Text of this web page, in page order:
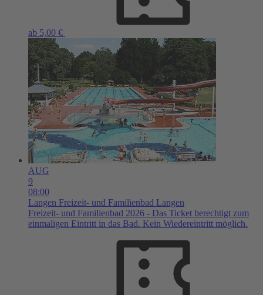
ab 5,00 €
AUG
9
08:00
Langen Freizeit- und Familienbad Langen
Freizeit- und Familienbad 2026 - Das Ticket berechtigt zum
einmaligen Eintritt in das Bad. Kein Wiedereintritt möglich.